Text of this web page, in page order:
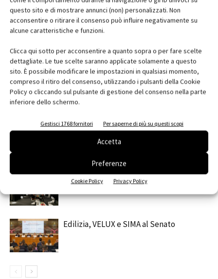
questo sito e di mostrare annunci (non) personalizzati. Non
acconsentire o ritirare il consenso può influire negativamente su
alcune caratteristiche e funzioni.
Clicca qui sotto per acconsentire a quanto sopra o per fare scelte
dettagliate. Le tue scelte saranno applicate solamente a questo
sito. È possibile modificare le impostazioni in qualsiasi momento,
compreso il ritiro del consenso, utilizzando i pulsanti della Cookie
Policy o cliccando sul pulsante di gestione del consenso nella parte
inferiore dello schermo.
Gestisci 1768 fornitori Per saperne di più su questi scopi
Accetta
Preferenze
Cookie Policy Privacy Policy
Serbia
Facebook Twitter Pinterest
Saint-Gobain Architecture Student
Contest 2026
contenuto sponsorizzato
ARCHITECT@WORK Milano 2026
Edilizia, VELUX e SIMA al Senato